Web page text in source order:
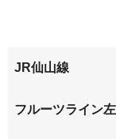
北山形
小白川町
双月町
十日町
JR仙山線
北山形
フルーツライン